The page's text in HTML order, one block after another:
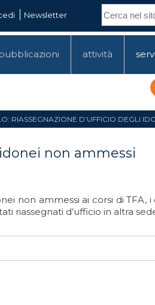
Newsletter
attività
RIASSEGNAZIONE D’UFFICIO DEGLI
non ammessi
non ammessi ai corsi di TFA,
riassegnati d’ufficio in altra